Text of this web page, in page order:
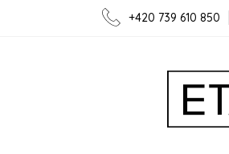
+420 739 610 850